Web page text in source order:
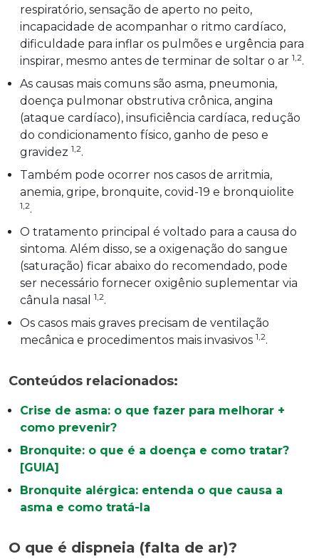
respiratório, sensação de aperto no peito,
incapacidade de acompanhar o ritmo cardíaco,
dificuldade para inflar os pulmões e urgência para
inspirar, mesmo antes de terminar de soltar o ar 1,2.
As causas mais comuns são asma, pneumonia,
doença pulmonar obstrutiva crônica, angina
(ataque cardíaco), insuficiência cardíaca, redução
do condicionamento físico, ganho de peso e
gravidez 1,2.
Também pode ocorrer nos casos de arritmia,
anemia, gripe, bronquite, covid-19 e bronquiolite
1,2.
O tratamento principal é voltado para a causa do
sintoma. Além disso, se a oxigenação do sangue
(saturação) ficar abaixo do recomendado, pode
ser necessário fornecer oxigênio suplementar via
cânula nasal
1,2.
Os casos mais graves precisam de ventilação
mecânica e procedimentos mais invasivos 1,2.
Conteúdos relacionados:
Crise de asma: o que fazer para melhorar +
como prevenir?
Bronquite: o que é a doença e como tratar?
[GUIA]
Bronquite alérgica: entenda o que causa a
asma e como tratá-la
O que é dispneia (falta de ar)?